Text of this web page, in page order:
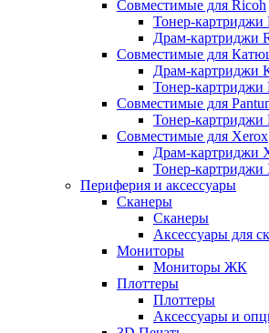
Совместимые для Ricoh
Тонер-картриджи
Драм-картриджи
Совместимые для
Драм-картриджи
Тонер-
Совместимые для
Тонер-картриджи
Совместимые для Xerox
Драм-картриджи
Тонер-картриджи
Периферия и аксессуары
Сканеры
Сканеры
Аксессуары для
Мониторы
Мониторы ЖК
Плоттеры
Плоттеры
Аксессуары и